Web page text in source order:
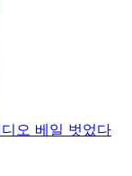
오 베일 벗었다